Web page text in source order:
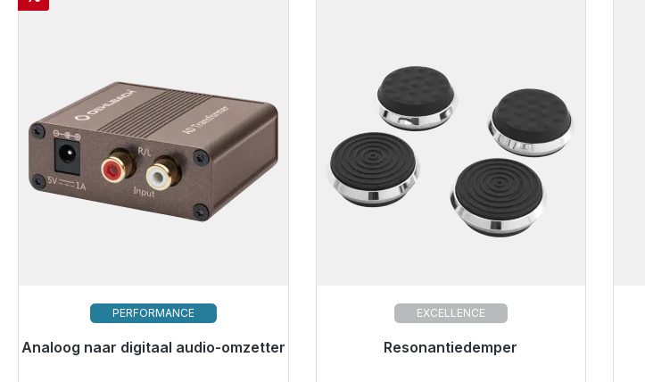
PERFORMANCE
Analoog naar digitaal audio-omzetter
Klaar voor onmiddellijke verzending,
EXCELLENCE
Resonantiedemper
Klaar voor onmiddellijke verzending,